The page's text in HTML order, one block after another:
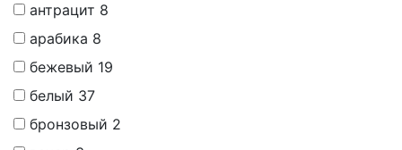
антрацит 8
арабика 8
бежевый 19
белый 37
бронзовый 2